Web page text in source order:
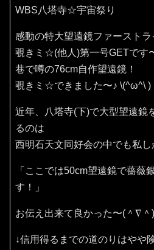
WBS八塔寺☆宇宙祭り
感動の特大望遠鏡ファーストラ
覗きミ☆(他人)第一号GETです
巷で噂の76cm自作望遠鏡！
覗きミ☆できました〜♪⁠ ⁠\⁠(⁠^⁠ω⁠^⁠\⁠ ⁠)
近年、八塔寺(下)で大型望遠
るのは
西明石天文同好会の中でも私
「ここでは50cm望遠鏡で薔薇
す！」
お伝え出来て良かった〜(⁠＾⁠∇⁠
↓信用得るまでの道のりはやや